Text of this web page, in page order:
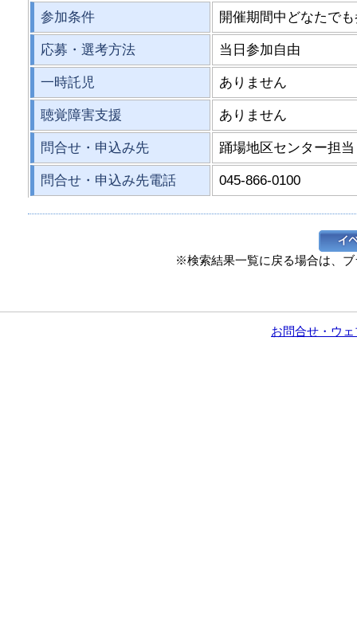
参加条件 開催期間中どなたで
応募・選考方法 当日参加自由
一時託児 ありません
聴覚障害支援 ありません
問合せ・申込み先 踊場地区センター担当
問合せ・申込み先電話 045-866-0100
※検索結果一覧に戻る場合は、
お問合せ・ウ